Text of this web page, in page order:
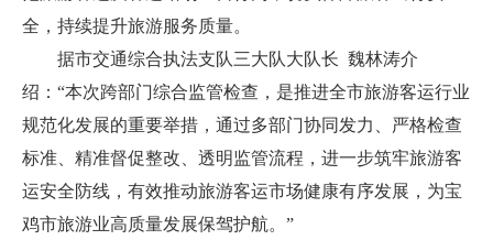
全，持续提升旅游服务质量。
据市交通综合执法支队三大队大队长 魏林涛介
绍：“本次跨部门综合监管检查，是推进全市旅游客运行业
规范化发展的重要举措，通过多部门协同发力、严格检查
标准、精准督促整改、透明监管流程，进一步筑牢旅游客
运安全防线，有效推动旅游客运市场健康有序发展，为宝
鸡市旅游业高质量发展保驾护航。”